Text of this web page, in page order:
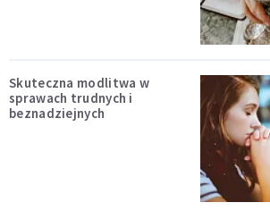
Skuteczna modlitwa w
sprawach trudnych i
beznadziejnych